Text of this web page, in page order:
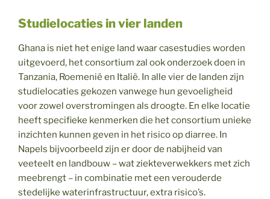
Studielocaties in vier landen
Ghana is niet het enige land waar casestudies worden
uitgevoerd, het consortium zal ook onderzoek doen in
Tanzania, Roemenië en Italië. In alle vier de landen zijn
studielocaties gekozen vanwege hun gevoeligheid
voor zowel overstromingen als droogte. En elke locatie
heeft specifieke kenmerken die het consortium unieke
inzichten kunnen geven in het risico op diarree. In
Napels bijvoorbeeld zijn er door de nabijheid van
veeteelt en landbouw – wat ziekteverwekkers met zich
meebrengt – in combinatie met een verouderde
stedelijke waterinfrastructuur, extra risico’s.